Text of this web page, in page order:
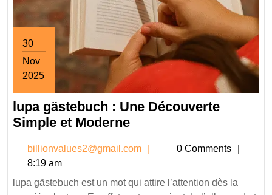
30
Nov
2025
November
30,
2025
lupa gästebuch : Une Découverte
Simple et Modernelupa
:
Découverte
billionvalues2@gmail.com
0 Comments
8:19 am